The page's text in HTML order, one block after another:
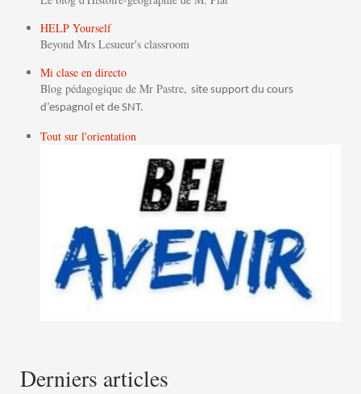
HELP Yourself
Beyond Mrs Lesueur's classroom
Mi clase en directo
Blog pédagogique de Mr Pastre, site support du cours
d’espagnol et de SNT.
Tout sur l'orientation
Derniers articles